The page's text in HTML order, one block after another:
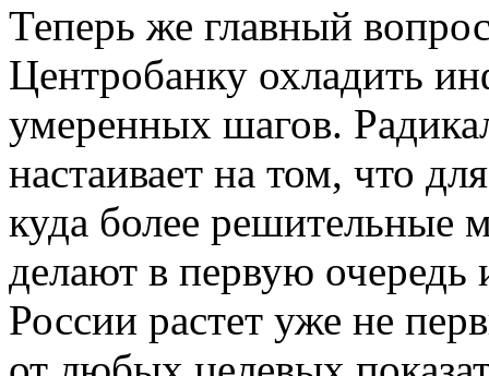
Теперь же главный
Центробанку охладить
умеренных шагов.
настаивает на том, что
куда более решительные
делают в первую очередь
России растет уже не